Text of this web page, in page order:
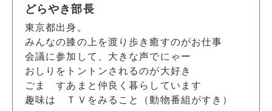
どらやき部長
東京都出身。
みんなの膝の上を渡り歩き癒すのがお仕事
会議に参加して、大きな声でにゃー
おしりをトントンされるのが大好き
ごま すあまと仲良く暮らしています
趣味は ＴＶをみること（動物番組がすき）